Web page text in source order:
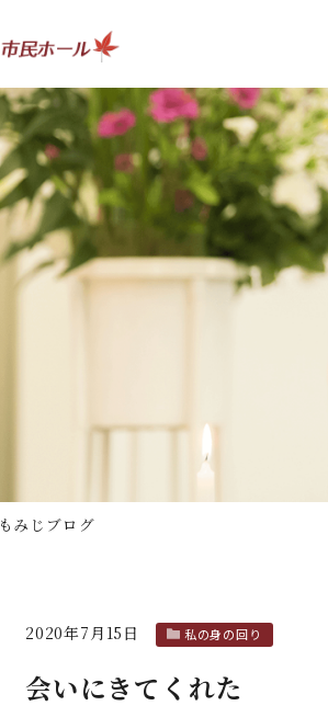
もみじブログ
2020年7月15日 私の身の回り
会いにきてくれた